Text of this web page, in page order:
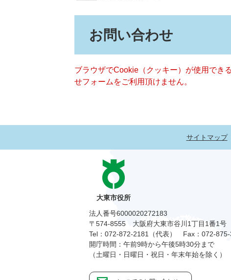
お問い合わせ
ブラウザでCookie（クッキー）が使用でき
せフォームをご利用頂けません。
サイトマップ
大東市役所
法人番号6000020272183
〒574-8555 大阪府大東市谷川1丁目1番1号
Tel：072-872-2181（代表）
Fax：072-
開庁時間：午前9時から午後5時30分まで
（土曜日・日曜日・祝日・年末年始を除く）